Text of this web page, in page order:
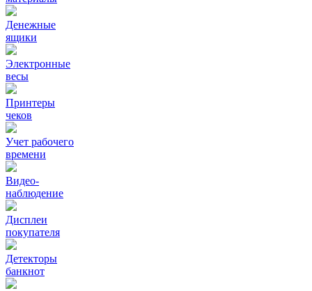
Денежные
ящики
Электронные
весы
Принтеры
чеков
Учет рабочего
времени
Видео‑
наблюдение
Дисплеи
покупателя
Детекторы
банкнот